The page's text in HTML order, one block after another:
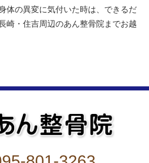
体の異変に気付いた時は、できるだ
崎・住吉周辺のあん整骨院までお越